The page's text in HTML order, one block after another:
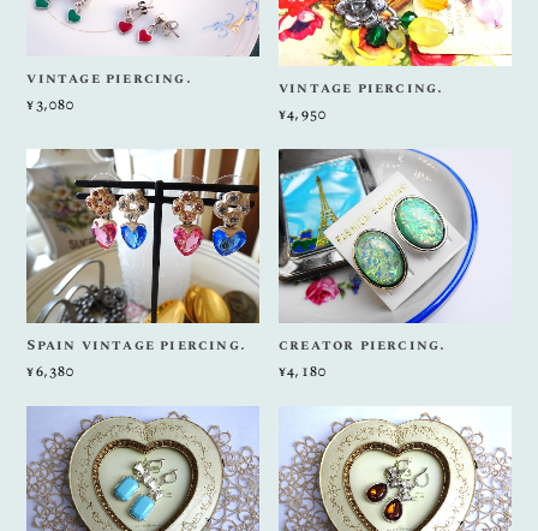
vintage piercing.
¥3,080
vintage piercing.
¥4,950
Spain vintage piercing.
¥6,380
creator piercing.
¥4,180